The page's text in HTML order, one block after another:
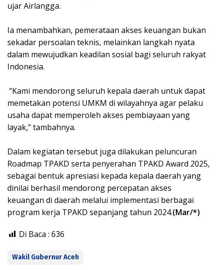
ujar Airlangga.
‎Ia menambahkan, pemerataan akses keuangan bukan
sekadar persoalan teknis, melainkan langkah nyata
dalam mewujudkan keadilan sosial bagi seluruh rakyat
Indonesia.
‎ “Kami mendorong seluruh kepala daerah untuk dapat
memetakan potensi UMKM di wilayahnya agar pelaku
usaha dapat memperoleh akses pembiayaan yang
layak,” tambahnya.
‎Dalam kegiatan tersebut juga dilakukan peluncuran
Roadmap TPAKD serta penyerahan TPAKD Award 2025,
sebagai bentuk apresiasi kepada kepala daerah yang
dinilai berhasil mendorong percepatan akses
keuangan di daerah melalui implementasi berbagai
program kerja TPAKD sepanjang tahun 2024.(Mar/*)
Di Baca : 636
Wakil Gubernur Aceh